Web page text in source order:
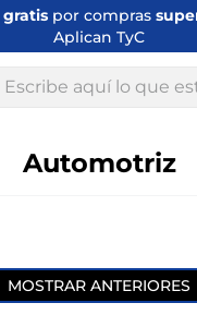
por compras
Aplican TyC
aquí lo que estás
Automotriz
MOSTRAR ANTERIORES